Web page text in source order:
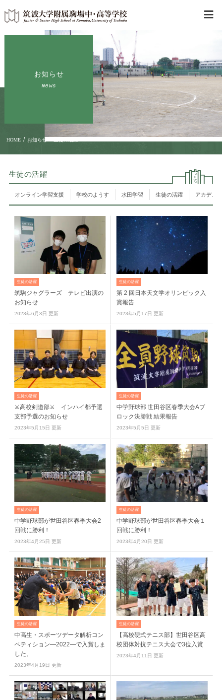
お知らせ
News
HOME / お知らせ
生徒の活躍
オンライン学習支援 学校のようす 水田学習 生徒の活躍 アカデメ
生徒の活躍
筑駒ジャグラーズ テレビ出演の
お知らせ
2023年6月3日 更新
生徒の活躍
第 2 回⽇本天⽂学オリンピック入
賞報告
2023年5月17日 更新
生徒の活躍
⚔高校剣道部⚔ インハイ都予選
支部予選のお知らせ
2023年5月15日 更新
生徒の活躍
中学野球部 世田谷区春季大会Aブ
ロック決勝戦 結果報告
2023年5月5日 更新
生徒の活躍
中学野球部が世田谷区春季大会2
回戦に勝利！
2023年4月25日 更新
生徒の活躍
中学野球部が世田谷区春季大会１
回戦に勝利！
2023年4月20日 更新
生徒の活躍
中高生・スポーツデータ解析コン
ペティション―2022―で入賞しま
した。
2023年4月19日 更新
生徒の活躍
【高校硬式テニス部】世田谷区高
校団体対抗テニス大会で3位入賞
2023年4月11日 更新